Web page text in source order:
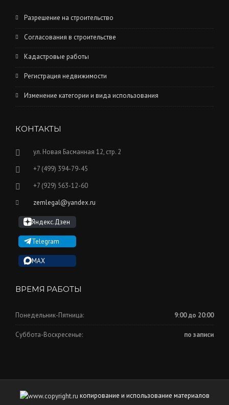
Разрешение на строительство
Согласования в строительстве
Кадастровые работы
Регистрация недвижимости
Изменение категории и вида использования
КОНТАКТЫ
ул. Новая Басманная 12, стр. 2
+7 (499) 394-79-45
+7 (929) 563-12-60
zemlegal@yandex.ru
Яндекс.Дзен
Telegram
MAX
ВРЕМЯ РАБОТЫ
Понедельник-Пятница: 9:00 до 20:00
Суббота-Воскресенье: по записи
копирование и использование материалов